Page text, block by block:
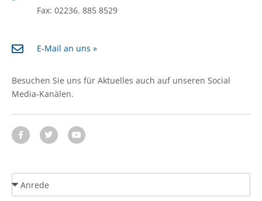
Fax: 02236. 885 8529
E-Mail an uns »
Besuchen Sie uns für Aktuelles auch auf unseren Social
Media-Kanälen.